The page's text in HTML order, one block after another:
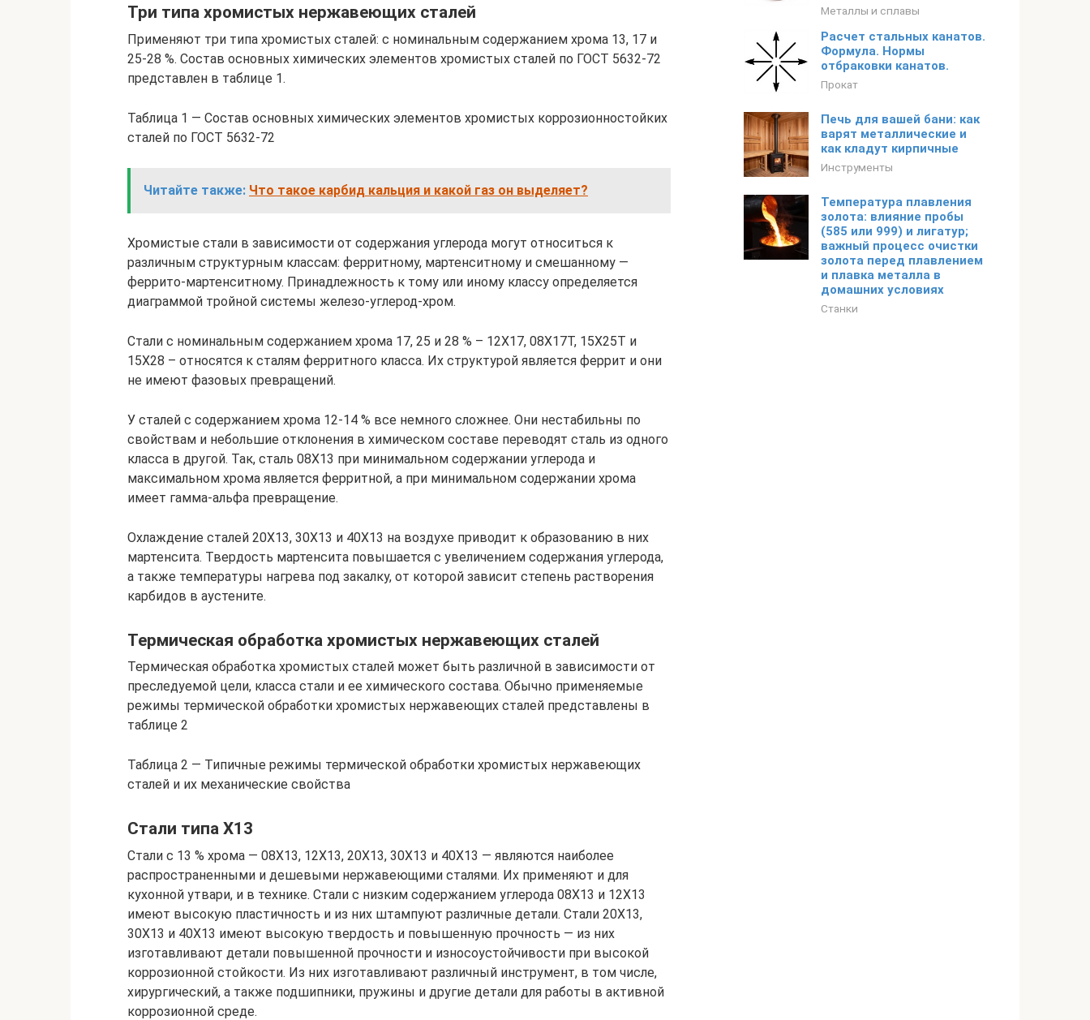
Три типа хромистых нержавеющих сталей
Применяют три типа хромистых сталей: с номинальным содержанием хрома 13, 17 и
25-28 %. Состав основных химических элементов хромистых сталей по ГОСТ 5632-72
представлен в таблице 1.
Таблица 1 — Состав основных химических элементов хромистых коррозионностойких
сталей по ГОСТ 5632-72
Читайте также: Что такое карбид кальция и какой газ он выделяет?
Хромистые стали в зависимости от содержания углерода могут относиться к
различным структурным классам: ферритному, мартенситному и смешанному —
феррито-мартенситному. Принадлежность к тому или иному классу определяется
диаграммой тройной системы железо-углерод-хром.
Стали с номинальным содержанием хрома 17, 25 и 28 % – 12Х17, 08Х17Т, 15Х25Т и
15Х28 – относятся к сталям ферритного класса. Их структурой является феррит и они
не имеют фазовых превращений.
У сталей с содержанием хрома 12-14 % все немного сложнее. Они нестабильны по
свойствам и небольшие отклонения в химическом составе переводят сталь из одного
класса в другой. Так, сталь 08Х13 при минимальном содержании углерода и
максимальном хрома является ферритной, а при минимальном содержании хрома
имеет гамма-альфа превращение.
Охлаждение сталей 20Х13, 30Х13 и 40Х13 на воздухе приводит к образованию в них
мартенсита. Твердость мартенсита повышается с увеличением содержания углерода,
а также температуры нагрева под закалку, от которой зависит степень растворения
карбидов в аустените.
Термическая обработка хромистых нержавеющих сталей
Термическая обработка хромистых сталей может быть различной в зависимости от
преследуемой цели, класса стали и ее химического состава. Обычно применяемые
режимы термической обработки хромистых нержавеющих сталей представлены в
таблице 2
Таблица 2 — Типичные режимы термической обработки хромистых нержавеющих
сталей и их механические свойства
Стали типа Х13
Стали с 13 % хрома — 08Х13, 12Х13, 20Х13, 30Х13 и 40Х13 — являются наиболее
распространенными и дешевыми нержавеющими сталями. Их применяют и для
кухонной утвари, и в технике. Стали с низким содержанием углерода 08Х13 и 12Х13
имеют высокую пластичность и из них штампуют различные детали. Стали 20Х13,
30Х13 и 40Х13 имеют высокую твердость и повышенную прочность — из них
изготавливают детали повышенной прочности и износоустойчивости при высокой
коррозионной стойкости. Из них изготавливают различный инструмент, в том числе,
хирургический, а также подшипники, пружины и другие детали для работы в активной
коррозионной среде.
Металлы и сплавы
Расчет стальных канатов.
Формула. Нормы
отбраковки канатов.
Прокат
Печь для вашей бани: как
варят металлические и
как кладут кирпичные
Инструменты
Температура плавления
золота: влияние пробы
(585 или 999) и лигатур;
важный процесс очистки
золота перед плавлением
и плавка металла в
домашних условиях
Станки